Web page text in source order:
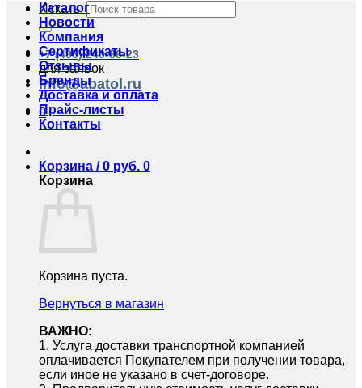
Искать:
+7 (495) 240-86-23
для заявок
info@abatol.ru
0
Каталог
Новости
Компания
Сертификаты
Отзывы
Бренды
Доставка и оплата
Прайс-листы
Контакты
Корзина /0 руб. 0
Корзина
Корзина пуста.
Вернуться в магазин
ВАЖНО:
1.⁠ ⁠Услуга доставки транспортной компанией
оплачивается Покупателем при получении товара,
если иное не указано в счет-договоре.